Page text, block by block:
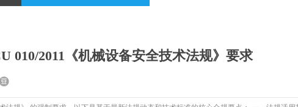
010/2011《机械设备安全技术法规》要求